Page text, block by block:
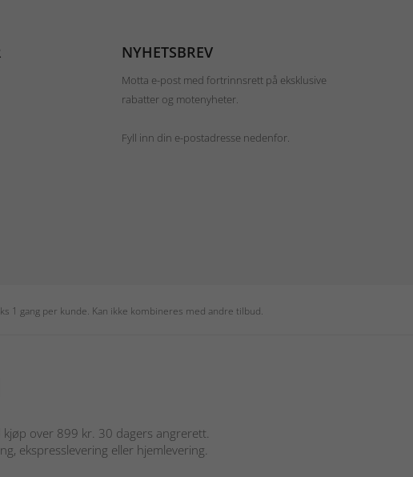
NYHETSBREV
Motta e-post med fortrinnsrett på eksklusive
rabatter og motenyheter.
Fyll inn din e-postadresse nedenfor.
1 gang per kunde. Kan ikke kombineres med andre tilbud.
over 899 kr. 30 dagers angrerett.
ekspresslevering eller hjemlevering.